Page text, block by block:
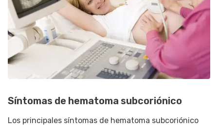
Síntomas de hematoma subcoriónico
Los principales síntomas de hematoma subcoriónico